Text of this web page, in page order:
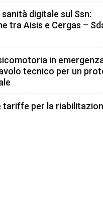
digitale sul Ssn:
tra Aisis e Cergas –
in
tecnico per un
tariffe per la